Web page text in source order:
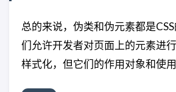
总的来说，伪类和伪元素都是
们允许开发者对页面上的元素进
样式化，但它们的作用对象和使用